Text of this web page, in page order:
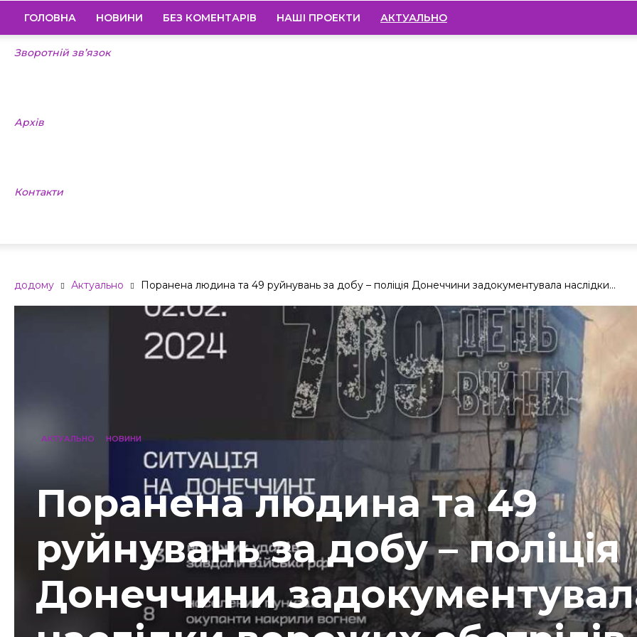
ГОЛОВНА НОВИНИ БЕЗ КОМЕНТАРІВ НАШІ ПРОЕКТИ АКТУАЛЬНО
Зворотній зв’язок
Архів
Контакти
додому Актуально Поранена людина та 49 руйнувань за добу – поліція Донеччини задокументувала наслідки...
АКТУАЛЬНО НОВИНИ
Поранена людина та 49
руйнувань за добу – поліція
Донеччини